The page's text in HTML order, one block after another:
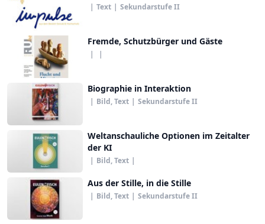
| Text | Sekundarstufe II
Fremde, Schutzbürger und Gäste
| |
Biographie in Interaktion
| Bild, Text | Sekundarstufe II
Weltanschauliche Optionen im Zeitalter
der KI
| Bild, Text |
Aus der Stille, in die Stille
| Bild, Text | Sekundarstufe II